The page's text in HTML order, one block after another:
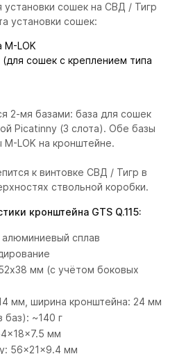
установки сошек на СВД / Тигр
установки сошек:
LOK
(для сошек с креплением типа
2-мя базами: база для сошек
Picatinny (3 слота). Обе базы
M-LOK на кронштейне.
к винтовке СВД / Тигр в
ствольной коробки.
кронштейна GTS Q.115:
сплав
мм (с учётом боковых
мм, ширина кронштейна: 24 мм
баз): ~140 г
мм
56x21x9.4 мм